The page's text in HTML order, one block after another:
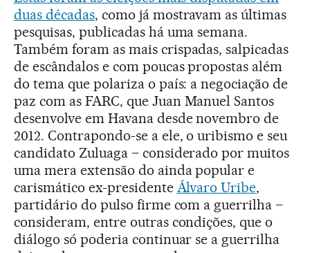
duas décadas, como já mostravam as últimas
pesquisas, publicadas há uma semana.
Também foram as mais crispadas, salpicadas
de escândalos e com poucas propostas além
do tema que polariza o país: a negociação de
paz com as FARC, que Juan Manuel Santos
desenvolve em Havana desde novembro de
2012. Contrapondo-se a ele, o uribismo e seu
candidato Zuluaga – considerado por muitos
uma mera extensão do ainda popular e
carismático ex-presidente Álvaro Uribe,
partidário do pulso firme com a guerrilha –
consideram, entre outras condições, que o
diálogo só poderia continuar se a guerrilha